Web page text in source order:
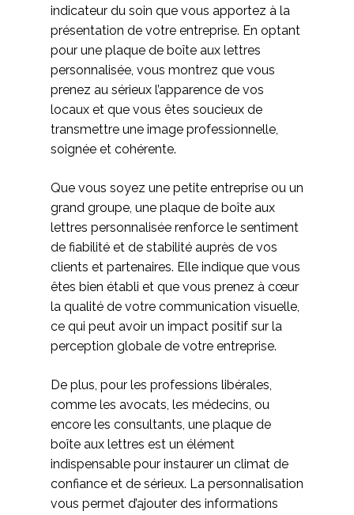
indicateur du soin que vous apportez à la
présentation de votre entreprise. En optant
pour une plaque de boîte aux lettres
personnalisée, vous montrez que vous
prenez au sérieux l’apparence de vos
locaux et que vous êtes soucieux de
transmettre une image professionnelle,
soignée et cohérente.
Que vous soyez une petite entreprise ou un
grand groupe, une plaque de boîte aux
lettres personnalisée renforce le sentiment
de fiabilité et de stabilité auprès de vos
clients et partenaires. Elle indique que vous
êtes bien établi et que vous prenez à cœur
la qualité de votre communication visuelle,
ce qui peut avoir un impact positif sur la
perception globale de votre entreprise.
De plus, pour les professions libérales,
comme les avocats, les médecins, ou
encore les consultants, une plaque de
boîte aux lettres est un élément
indispensable pour instaurer un climat de
confiance et de sérieux. La personnalisation
vous permet d’ajouter des informations